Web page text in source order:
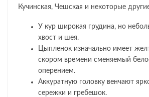
Кучинская, Чешская и некоторые
У кур широкая грудина, но
хвост и шея.
Цыпленок изначально имеет
скором времени сменяемый
оперением.
Аккуратную головку венчают
сережки и гребешок.